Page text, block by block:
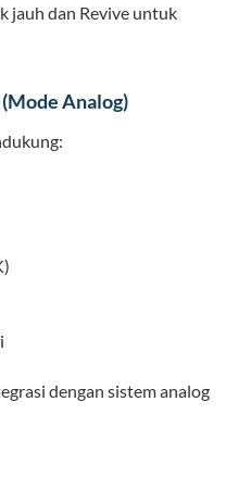
jauh dan Revive untuk
Analog)
dengan sistem analog